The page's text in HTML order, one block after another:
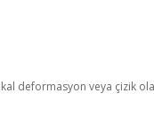
deformasyon veya çizik